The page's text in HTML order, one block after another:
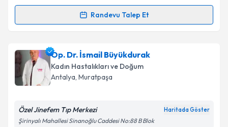
kapsamda işlenmesini kabul ediyorum.
Randevu Talep Et
Randevu Takvimi Talebi
Op. Dr. Vural Dağlıiçin randevu takvimi talebi
oluşturun. Size bu uzmandan randevu almanız için bir
takvim hazırlandığında e-posta ile bilgilendireceğiz.
Op. Dr. İsmail Büyükdurak
Kadın Hastalıkları ve Doğum
Antalya, Muratpaşa
Özel Jinefem Tıp Merkezi Haritada Göster
Şirinyalı Mahallesi Sinanoğlu Caddesi No:88 B Blok